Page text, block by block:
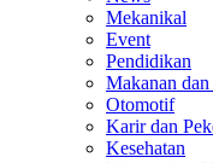
Mekanikal
Event
Pendidikan
Makanan
Otomotif
Karir dan
Kesehatan